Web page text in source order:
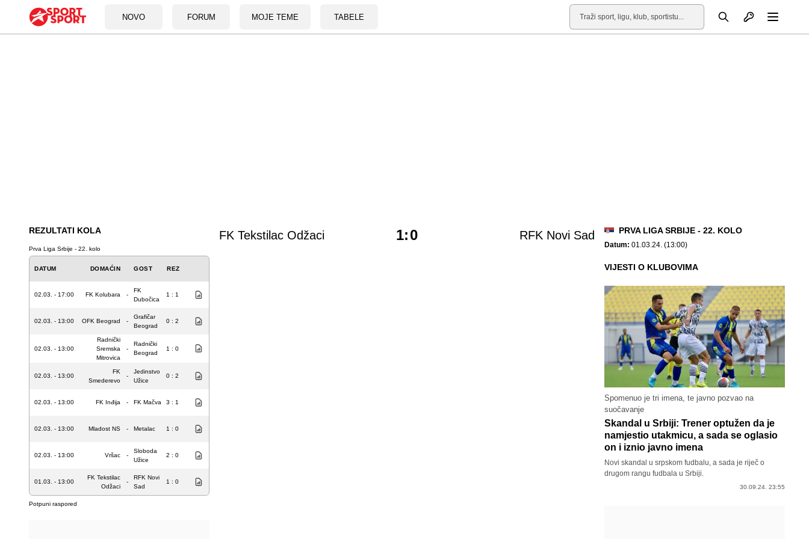
NOVO FORUM MOJE TEME TABELE
Pretraga Otvori profil
REZULTATI KOLA
Prva Liga Srbije - 22. kolo
DATUM DOMAĆIN GOST REZ
02.03. - 17:00 FK Kolubara -
FK
Dubočica
1 : 1
02.03. - 13:00 OFK Beograd -
Grafičar
Beograd
0 : 2
02.03. - 13:00
Radnički
Sremska
Mitrovica
-
Radnički
Beograd
1 : 0
02.03. - 13:00
FK
Smederevo
-
Jedinstvo
Užice
0 : 2
02.03. - 13:00 FK Inđija - FK Mačva 3 : 1
02.03. - 13:00 Mladost NS - Metalac 1 : 0
02.03. - 13:00 Vršac -
Sloboda
Užice
2 : 0
01.03. - 13:00
FK Tekstilac
Odžaci
-
RFK Novi
Sad
1 : 0
Potpuni raspored
FK Tekstilac Odžaci RFK Novi Sad
1:0 PRVA LIGA SRBIJE - 22. KOLO
Datum: 01.03.24. (13:00)
VIJESTI O KLUBOVIMA
Spomenuo je tri imena, te javno pozvao na
suočavanje
Skandal u Srbiji: Trener optužen da je
namjestio utakmicu, a sada se oglasio
on i iznio javno imena
Novi skandal u srpskom fudbalu, a sada je riječ o
drugom rangu fudbala u Srbiji.
30.09.24. 23:55